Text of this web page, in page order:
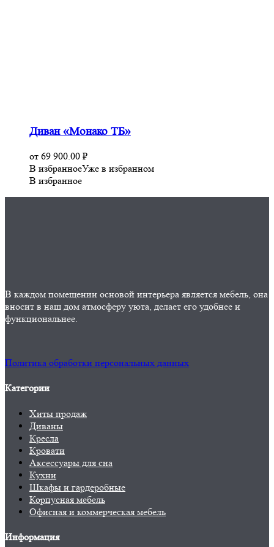
Диван «Монако ТБ»
от 69 900.00 ₽
В избранноеУже в избранном
В избранное
В каждом помещении основой интерьера является мебель, она
вносит в наш дом атмосферу уюта, делает его удобнее и
функциональнее.
Политика обработки персональных данных
Категории
Хиты продаж
Диваны
Кресла
Кровати
Аксессуары для сна
Кухни
Шкафы и гардеробные
Корпусная мебель
Офисная и коммерческая мебель
Информация